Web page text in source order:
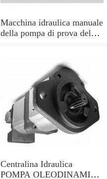
Macchina idraulica manuale
della pompa di prova del
Centralina Idraulica
POMPA OLEODINAMICA